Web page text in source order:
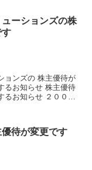
ーションズの株
す
ョンズの 株主優待が
るお知らせ 株主優待
るお知らせ ２００株
待が変更です